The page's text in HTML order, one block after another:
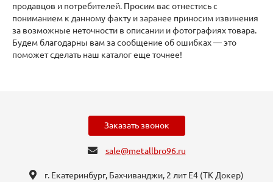
продавцов и потребителей. Просим вас отнестись с
пониманием к данному факту и заранее приносим извинения
за возможные неточности в описании и фотографиях товара.
Будем благодарны вам за сообщение об ошибках — это
поможет сделать наш каталог еще точнее!
Заказать звонок
sale@metallbro96.ru
г. Екатеринбург, ​Бахчиванджи, 2 лит Е4 (ТК Докер​)